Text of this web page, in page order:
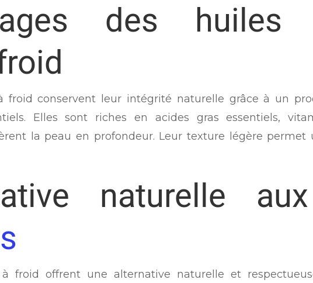
des huiles
froid conservent leur intégrité naturelle grâce à un
Elles sont riches en acides gras essentiels,
la peau en profondeur. Leur texture légère permet
naturelle aux
froid offrent une alternative naturelle et